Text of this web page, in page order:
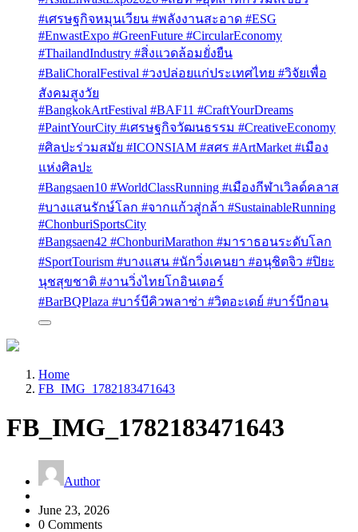
#เศรษฐกิจหมุนเวียน #พลังงานสะอาด #ESG
#EnwastExpo #GreenFuture #CircularEconomy
#ThailandIndustry #สิ่งแวดล้อมยั่งยืน
#BaliChoralFestival #วงปล่อยแก่ประเทศไทย #วิจัยเพื่อ
สังคมสูงวัย
#BangkokArtFestival #BAF11 #CraftYourDreams
#PaintYourCity #เศรษฐกิจวัฒนธรรม #CreativeEconomy
#ศิลปะร่วมสมัย #ICONSIAM #สศร #ArtMarket #เมือง
แห่งศิลปะ
#Bangsaen10 #WorldClassRunning #เมืองกีฬาเวิลด์คลาส
#บางแสนรักษ์โลก #จากแก้วสู่กล้า #SustainableRunning
#ChonburiSportsCity
#Bangsaen42 #ChonburiMarathon #มาราธอนระดับโลก
#SportTourism #บางแสน #นักวิ่งเคนยา #อนุชิตจิว #ปิยะ
นุชสุขชาติ #งานวิ่งไทยโกอินเตอร์
#BarBQPlaza #บาร์บีคิวพลาซ่า #วิตอะเดย์ #บาร์บีกอน
Home
FB_IMG_1782183471643
FB_IMG_1782183471643
Author
June 23, 2026
0 Comments